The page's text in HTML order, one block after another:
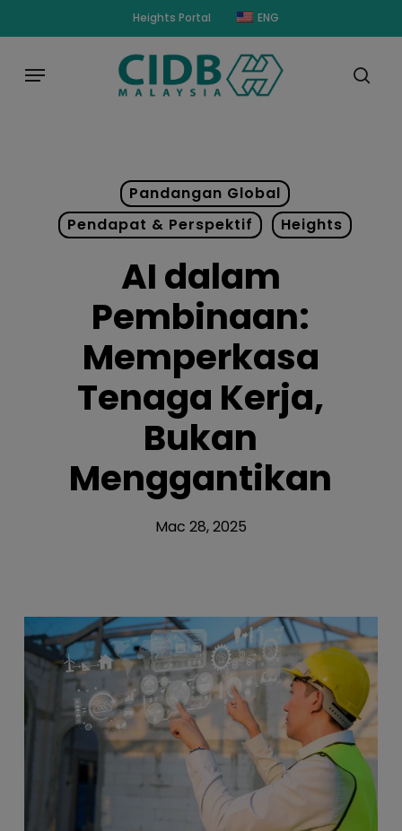
content
Heights Portal ENG
Menu
Pandangan Global
Pendapat & Perspektif
Heights
AI dalam
Pembinaan:
Memperkasa
Tenaga Kerja,
Bukan
Menggantikan
Mac 28, 2025
modal-check